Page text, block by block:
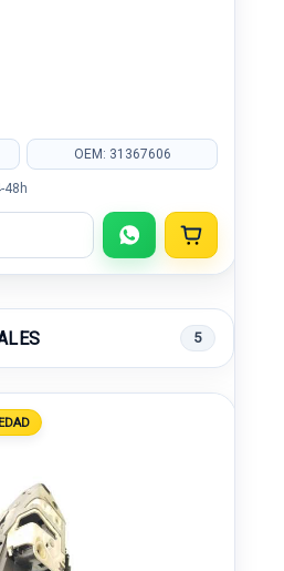
OEM: 31367606
48h
5